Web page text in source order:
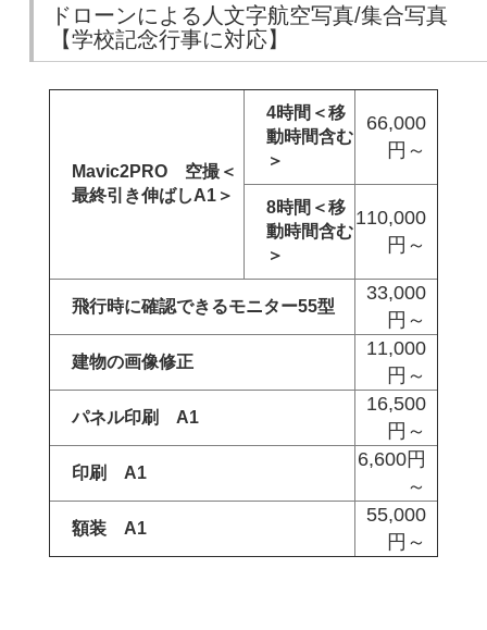
ドローンによる人文字航空写真/集合写真
【学校記念行事に対応】
Mavic2PRO 空撮＜
最終引き伸ばしA1＞
4時間＜移
動時間含む
＞
66,000
円～
8時間＜移
動時間含む
＞
110,000
円～
飛行時に確認できるモニター55型
33,000
円～
建物の画像修正
11,000
円～
パネル印刷 A1
16,500
円～
印刷 A1
6,600円
～
額装 A1
55,000
円～